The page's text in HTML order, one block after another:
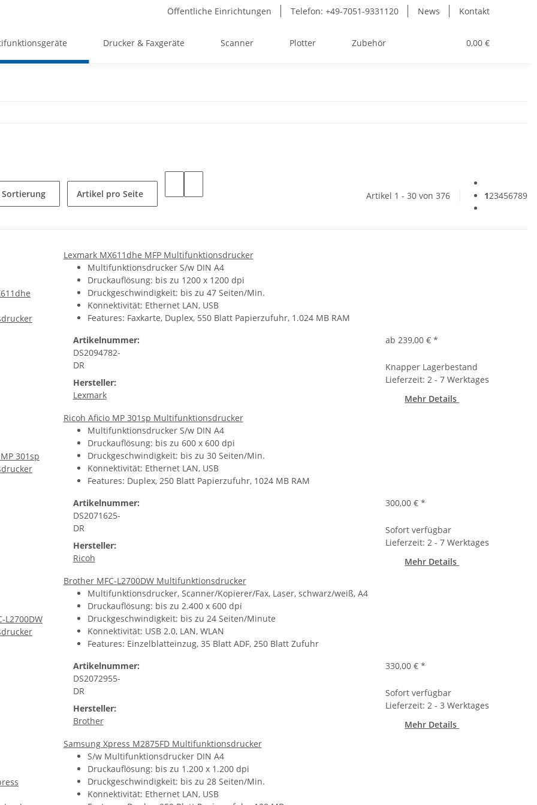
Öffentliche Einrichtungen Telefon: +49-7051-9331120 News Kontakt
0,00 €
Drucker & Faxgeräte Scanner Plotter Zubehör
Sortierung Artikel pro Seite Artikel 1 - 30 von 376 123456789
Lexmark MX611dhe MFP Multifunktionsdrucker
Multifunktionsdrucker S/w DIN A4
Druckauflösung: bis zu 1200 x 1200 dpi
Druckgeschwindigkeit: bis zu 47 Seiten/Min.
Konnektivität: Ethernet LAN, USB
Features: Faxkarte, Duplex, 550 Blatt Papierzufuhr, 1.024 MB RAM
Artikelnummer:
DS2094782-
DR
Hersteller:
Lexmark
ab 239,00 €*
Knapper Lagerbestand
Lieferzeit: 2 - 7 Werktages
Mehr Details
Ricoh Aficio MP 301sp Multifunktionsdrucker
Multifunktionsdrucker S/w DIN A4
Druckauflösung: bis zu 600 x 600 dpi
Druckgeschwindigkeit: bis zu 30 Seiten/Min.
Konnektivität: Ethernet LAN, USB
Features: Duplex, 250 Blatt Papierzufuhr, 1024 MB RAM
Artikelnummer:
DS2071625-
DR
Hersteller:
Ricoh
300,00 €*
Sofort verfügbar
Lieferzeit: 2 - 7 Werktages
Mehr Details
Brother MFC-L2700DW Multifunktionsdrucker
Multifunktionsdrucker, Scanner/Kopierer/Fax, Laser, schwarz/weiß, A4
Druckauflösung: bis zu 2.400 x 600 dpi
Druckgeschwindigkeit: bis zu 24 Seiten/Minute
Konnektivität: USB 2.0, LAN, WLAN
Features: Einzelblatteinzug, 35 Blatt ADF, 250 Blatt Zufuhr
Artikelnummer:
DS2072955-
DR
Hersteller:
Brother
330,00 €*
Sofort verfügbar
Lieferzeit: 2 - 3 Werktages
Mehr Details
Samsung Xpress M2875FD Multifunktionsdrucker
S/w Multifunktionsdrucker DIN A4
Druckauflösung: bis zu 1.200 x 1.200 dpi
Druckgeschwindigkeit: bis zu 28 Seiten/Min.
Konnektivität: Ethernet LAN, USB